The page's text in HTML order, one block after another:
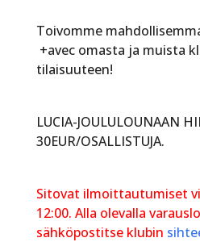
Toivomme
+avec omasta ja muista
tilaisuuteen!
LUCIA-JOULULOUNAAN
30EUR/OSALLISTUJA.
Sitovat ilmoittautumiset
12:00. Alla olevalla
sähköpostitse klubin